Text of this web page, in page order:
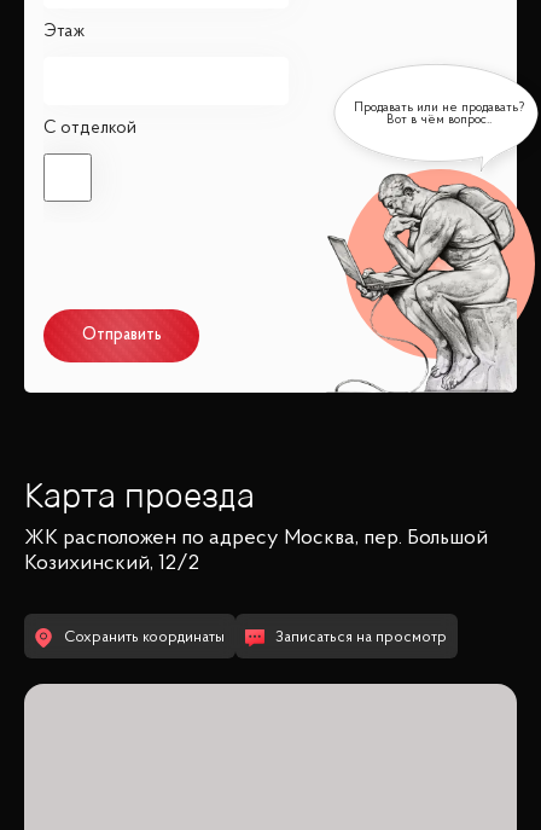
Этаж
С отделкой
Отправить
Карта проезда
ЖК расположен по адресу Москва, пер. Большой
Козихинский, 12/2
Сохранить координаты Записаться на просмотр